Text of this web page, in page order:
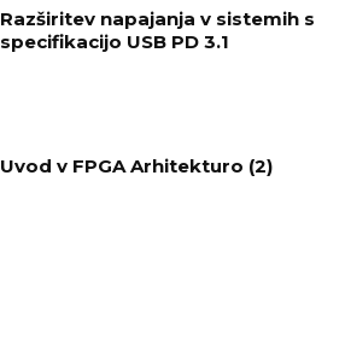
Razširitev napajanja v sistemih s
specifikacijo USB PD 3.1
Uvod v FPGA Arhitekturo (2)